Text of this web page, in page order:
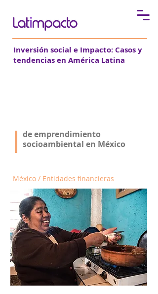
Inversión social e Impacto: Casos y
tendencias en América Latina
de emprendimiento
socioambiental en México
de emprendimiento
socioambiental en México
México / Entidades financieras